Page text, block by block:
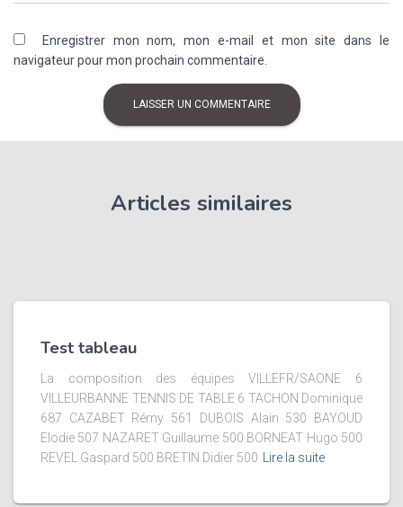
Enregistrer mon nom, mon e-mail et mon site dans le
navigateur pour mon prochain commentaire.
Articles similaires
Test tableau
La composition des équipes VILLEFR/SAONE 6
VILLEURBANNE TENNIS DE TABLE 6 TACHON Dominique
687 CAZABET Rémy 561 DUBOIS Alain 530 BAYOUD
Elodie 507 NAZARET Guillaume 500 BORNEAT Hugo 500
REVEL Gaspard 500 BRETIN Didier 500
Lire la suite